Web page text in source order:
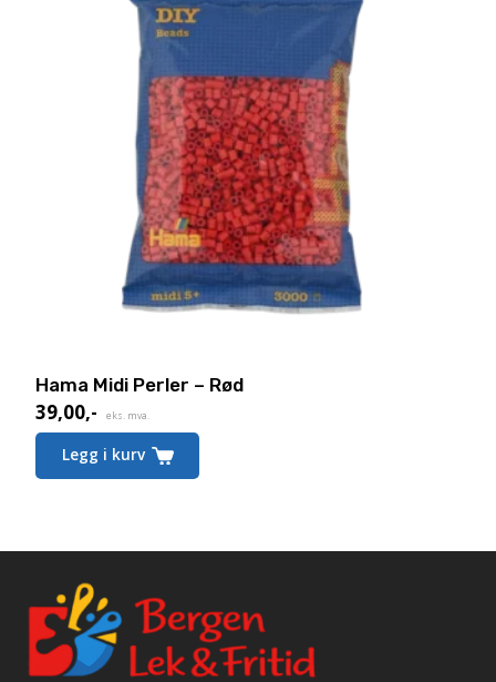
Hama Midi Perler – Rød
39,00,- eks. mva.
Legg i kurv